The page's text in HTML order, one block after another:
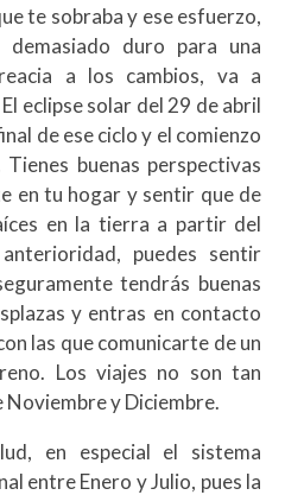
te sobraba y ese esfuerzo,
duro para una
a los cambios, va a
eclipse solar del 29 de abril
de ese ciclo y el comienzo
buenas perspectivas
en tu hogar y sentir que de
en la tierra a partir del
puedes sentir
tendrás buenas
y entras en contacto
las que comunicarte de un
Los viajes no son tan
y Diciembre.
en especial el sistema
entre Enero y Julio, pues la